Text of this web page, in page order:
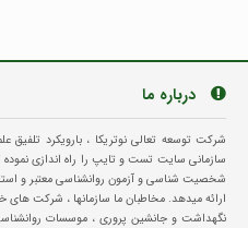
درباره ما
شرکت توسعه تعالی نوتریکا ، بارویکرد تلفیق
سازمانی سایت تست و تایپ را راه اندازی
شخصیت شناسی و آزمون روانشناسی معتبر و
ارائه میدهد. مخاطبان ما سازمانها ، شرکت
نگهداشت و جانشین پروری ، موسسات